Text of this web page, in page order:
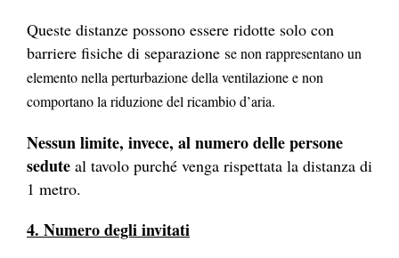
Queste distanze possono essere ridotte solo con
barriere fisiche di separazione se non rappresentano un
elemento nella perturbazione della ventilazione e non
comportano la riduzione del ricambio d’aria.
Nessun limite, invece, al numero delle persone
sedute al tavolo purché venga rispettata la distanza di
1 metro.
4. Numero degli invitati